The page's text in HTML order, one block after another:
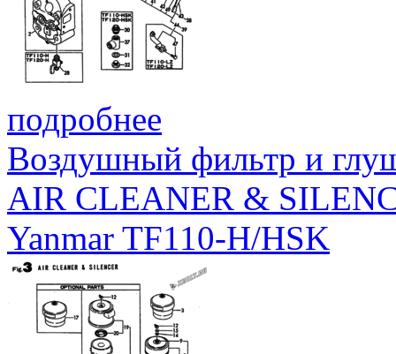
подробнее
Воздушный фильтр и
AIR CLEANER &
Yanmar TF110-H/HSK